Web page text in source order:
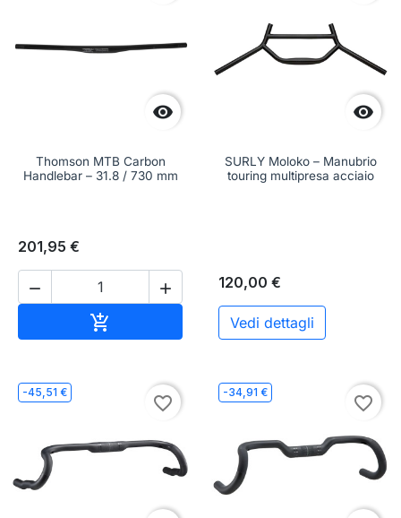

Thomson MTB Carbon
Handlebar – 31.8 / 730 mm
201,95 €
 
 Aggiungi al carrello

SURLY Moloko – Manubrio
touring multipresa acciaio
120,00 €
Vedi dettagli
-45,51 €
favorite_border
-34,91 €
favorite_border